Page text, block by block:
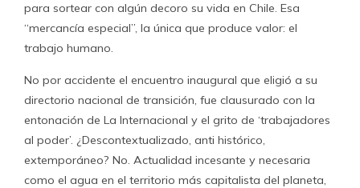
para sortear con algún decoro su vida en Chile. Esa
“mercancía especial”, la única que produce valor: el
trabajo humano.
No por accidente el encuentro inaugural que eligió a su
directorio nacional de transición, fue clausurado con la
entonación de La Internacional y el grito de ‘trabajadores
al poder’. ¿Descontextualizado, anti histórico,
extemporáneo? No. Actualidad incesante y necesaria
como el agua en el territorio más capitalista del planeta,